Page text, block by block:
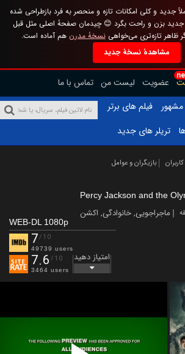
جدید و کلی امکانات تازه و منحصر به فرد بازطراحی شده
بزن و راحت بگرد 😊 چیدمان صفحهٔ اصلی مثل قبل
ظاهر تازه‌تری می‌خواهینسخهٔ مدرن هم آماده است.
مشاهدهٔ نسخهٔ جدید
عضویت لیست من تماس با ما
فیلم های برتر
تریلر های جدید
بازیگران و عوامل
Percy Jackson and the
ماجراجویی,خانوادگی, اکشن
WEB-DL 1080p
7/10
49739 users
7.6 /10
3464 users
امتیاز دهید